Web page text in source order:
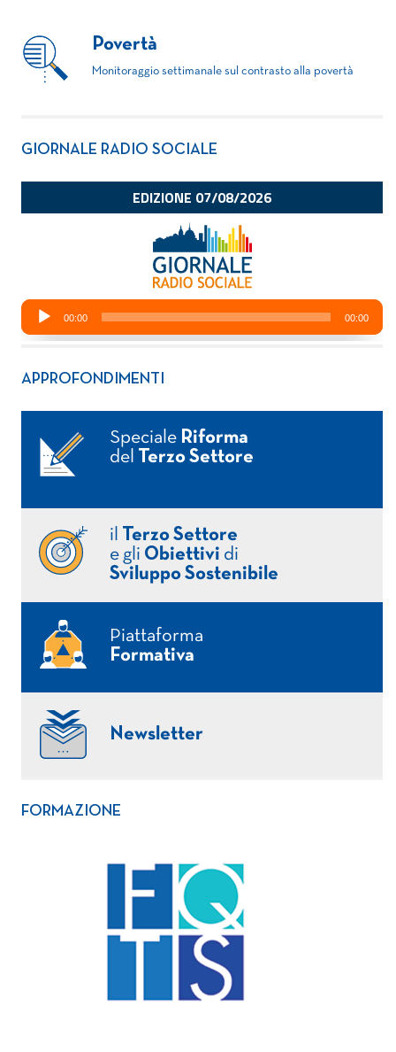
Povertà
Monitoraggio settimanale sul contrasto alla povertà
GIORNALE RADIO SOCIALE
APPROFONDIMENTI
Speciale Riforma
del
Terzo Settore
il
Terzo Settore
e gli Obiettivi di
Sviluppo Sostenibile
Piattaforma
Formativa
Newsletter
FORMAZIONE